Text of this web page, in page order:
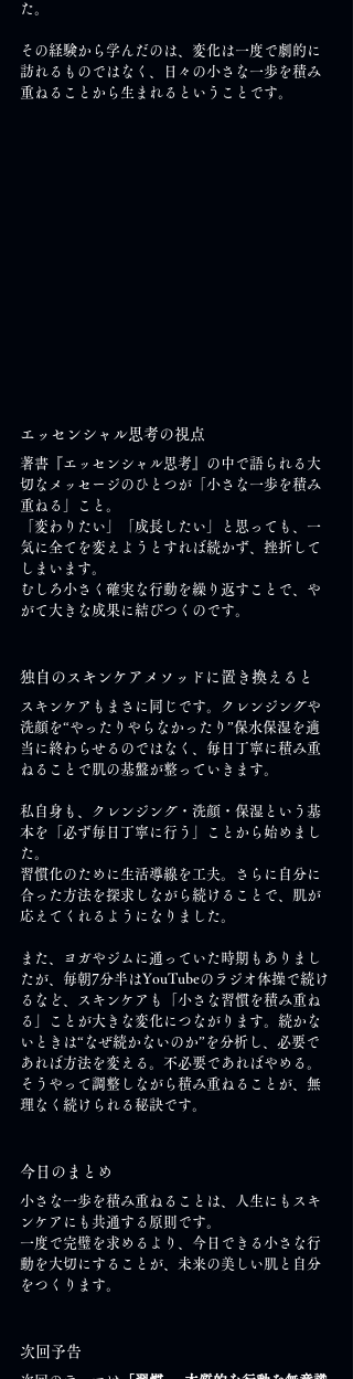
た。
その経験から学んだのは、変化は一度で劇的に
訪れるものではなく、日々の小さな一歩を積み
重ねることから生まれるということです。
エッセンシャル思考の視点
著書『エッセンシャル思考』の中で語られる大
切なメッセージのひとつが「小さな一歩を積み
重ねる」こと。
「変わりたい」「成長したい」と思っても、一
気に全てを変えようとすれば続かず、挫折して
しまいます。
むしろ小さく確実な行動を繰り返すことで、や
がて大きな成果に結びつくのです。
独自のスキンケアメソッドに置き換えると
スキンケアもまさに同じです。クレンジングや
洗顔を“やったりやらなかったり”保水保湿を適
当に終わらせるのではなく、毎日丁寧に積み重
ねることで肌の基盤が整っていきます。
私自身も、クレンジング・洗顔・保湿という基
本を「必ず毎日丁寧に行う」ことから始めまし
た。
習慣化のために生活導線を工夫。さらに自分に
合った方法を探求しながら続けることで、肌が
応えてくれるようになりました。
また、ヨガやジムに通っていた時期もありまし
たが、毎朝7分半はYouTubeのラジオ体操で続け
るなど、スキンケアも「小さな習慣を積み重ね
る」ことが大きな変化につながります。続かな
いときは“なぜ続かないのか”を分析し、必要で
あれば方法を変える。不必要であればやめる。
そうやって調整しながら積み重ねることが、無
理なく続けられる秘訣です。
今日のまとめ
小さな一歩を積み重ねることは、人生にもスキ
ンケアにも共通する原則です。
一度で完璧を求めるより、今日できる小さな行
動を大切にすることが、未来の美しい肌と自分
をつくります。
次回予告